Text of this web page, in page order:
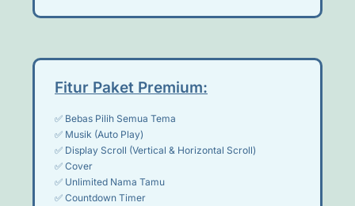
Fitur Paket Premium:
✅ Bebas Pilih Semua Tema
✅ Musik (Auto Play)
✅ Display Scroll (Vertical & Horizontal Scroll)
✅ Cover
✅ Unlimited Nama Tamu
✅ Countdown Timer